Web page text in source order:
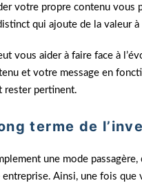
votre propre contenu vous
qui ajoute de la valeur
vous aider à faire face à
et votre message en
rester pertinent.
terme de
une mode
Ainsi, une fois